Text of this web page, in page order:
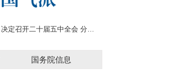
中共中央政治局召开会议 决定召开二十届五中全会 分析研究当前经济形势和经...
国务院信息